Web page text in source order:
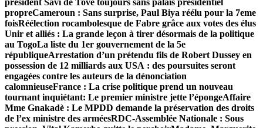
président Savi de Tové toujours sans palais présidentiel
propreCameroun : Sans surprise, Paul Biya réélu pour la 7eme
foisRéélection rocambolesque de Fabre grâce aux votes des élus
Unir et alliés : La grande leçon à tirer désormais de la politique
au TogoLa liste du 1er gouvernement de la 5e
républiqueArrestation d’un prétendu fils de Robert Dussey en
possession de 12 milliards aux USA : des poursuites seront
engagées contre les auteurs de la dénonciation
calomnieuseFrance : La crise politique prend un nouveau
tournant inquiétant: Le premier ministre jette l’épongeAffaire
Mme Gnakadè : Le MPDD demande la préservation des droits
de l’ex ministre des arméesRDC-Assemblée Nationale : Sous